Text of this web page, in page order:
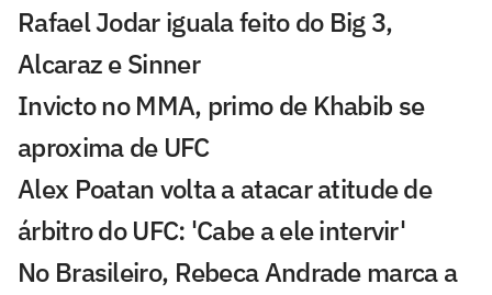
Rafael Jodar iguala feito do Big 3,
Alcaraz e Sinner
Invicto no MMA, primo de Khabib se
aproxima de UFC
Alex Poatan volta a atacar atitude de
árbitro do UFC: 'Cabe a ele intervir'
No Brasileiro, Rebeca Andrade marca a